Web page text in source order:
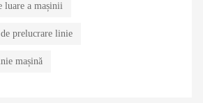
luare a mașinii
prelucrare linie
mașină